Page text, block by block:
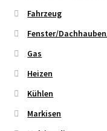
Fahrzeug
Fenster/
Gas
Heizen
Kühlen
Markisen